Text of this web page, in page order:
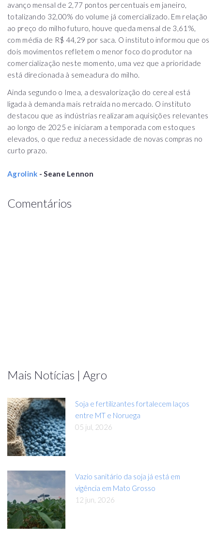
avanço mensal de 2,77 pontos percentuais em janeiro,
totalizando 32,00% do volume já comercializado. Em relação
ao preço do milho futuro, houve queda mensal de 3,61%,
com média de R$ 44,29 por saca. O instituto informou que os
dois movimentos refletem o menor foco do produtor na
comercialização neste momento, uma vez que a prioridade
está direcionada à semeadura do milho.
Ainda segundo o Imea, a desvalorização do cereal está
ligada à demanda mais retraída no mercado. O instituto
destacou que as indústrias realizaram aquisições relevantes
ao longo de 2025 e iniciaram a temporada com estoques
elevados, o que reduz a necessidade de novas compras no
curto prazo.
Agrolink - Seane Lennon
Comentários
Mais Notícias | Agro
Soja e fertilizantes fortalecem laços
entre MT e Noruega
05 jul, 2026
Vazio sanitário da soja já está em
vigência em Mato Grosso
12 jun, 2026